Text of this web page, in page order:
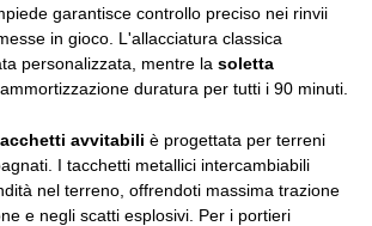
garantisce controllo preciso nei rinvii
in gioco. L'allacciatura classica
personalizzata, mentre la soletta
duratura per tutti i 90 minuti.
avvitabili è progettata per terreni
I tacchetti metallici intercambiabili
nel terreno, offrendoti massima trazione
e negli scatti esplosivi. Per i portieri